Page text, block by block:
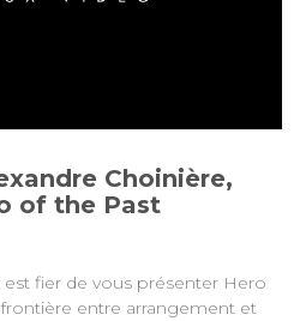
Choinière,
of the Past
est fier de vous présenter Hero
entre arrangement et